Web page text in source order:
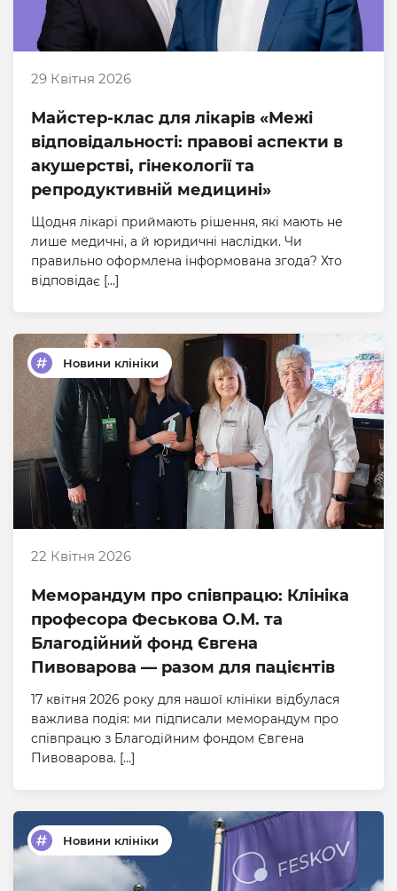
29 Квітня 2026
Майстер-клас для лікарів «Межі
відповідальності: правові аспекти в
акушерстві, гінекології та
репродуктивній медицині»
Щодня лікарі приймають рішення, які мають не
лише медичні, а й юридичні наслідки. Чи
правильно оформлена інформована згода? Хто
відповідає […]
Новини клініки
22 Квітня 2026
Меморандум про співпрацю: Клініка
професора Феськова О.М. та
Благодійний фонд Євгена
Пивоварова — разом для пацієнтів
17 квітня 2026 року для нашої клініки відбулася
важлива подія: ми підписали меморандум про
співпрацю з Благодійним фондом Євгена
Пивоварова. […]
Новини клініки